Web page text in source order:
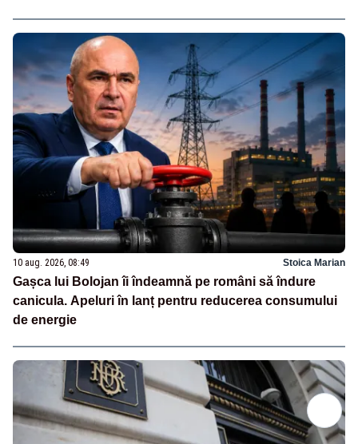
10 aug. 2026, 08:49 Stoica Marian
Gașca lui Bolojan îi îndeamnă pe români să îndure
canicula. Apeluri în lanț pentru reducerea consumului
de energie